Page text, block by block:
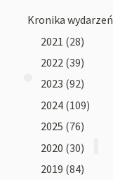
Kronika wydarzeń
2021 (28)
2022 (39)
2023 (92)
2024 (109)
2025 (76)
2020 (30)
2019 (84)